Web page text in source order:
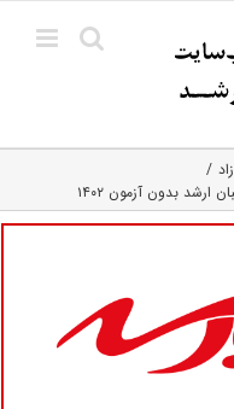
ارشد بدون آزمون ۱۴۰۲